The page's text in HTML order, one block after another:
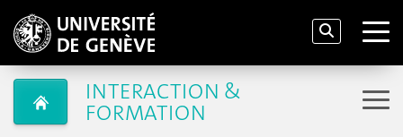
INTERACTION &
FORMATION